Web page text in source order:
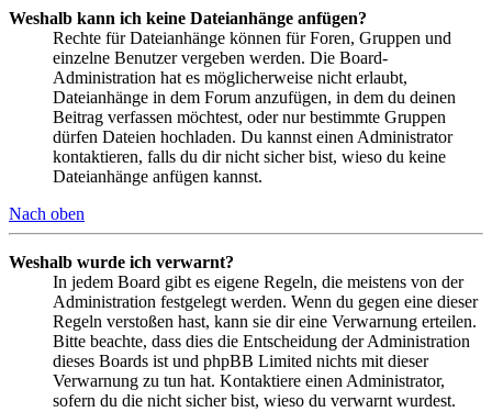
Weshalb kann ich keine Dateianhänge anfügen?
Rechte für Dateianhänge können für Foren, Gruppen und
einzelne Benutzer vergeben werden. Die Board-
Administration hat es möglicherweise nicht erlaubt,
Dateianhänge in dem Forum anzufügen, in dem du deinen
Beitrag verfassen möchtest, oder nur bestimmte Gruppen
dürfen Dateien hochladen. Du kannst einen Administrator
kontaktieren, falls du dir nicht sicher bist, wieso du keine
Dateianhänge anfügen kannst.
Nach oben
Weshalb wurde ich verwarnt?
In jedem Board gibt es eigene Regeln, die meistens von der
Administration festgelegt werden. Wenn du gegen eine dieser
Regeln verstoßen hast, kann sie dir eine Verwarnung erteilen.
Bitte beachte, dass dies die Entscheidung der Administration
dieses Boards ist und phpBB Limited nichts mit dieser
Verwarnung zu tun hat. Kontaktiere einen Administrator,
sofern du die nicht sicher bist, wieso du verwarnt wurdest.